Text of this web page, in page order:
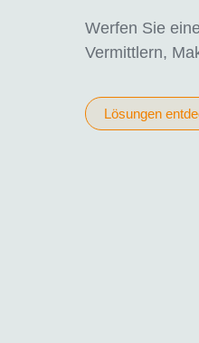
Werfen Sie
Vermittlern,
Lösungen